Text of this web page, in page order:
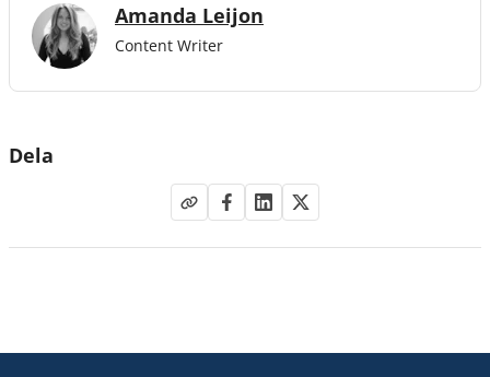
Amanda Leijon
Content Writer
Dela